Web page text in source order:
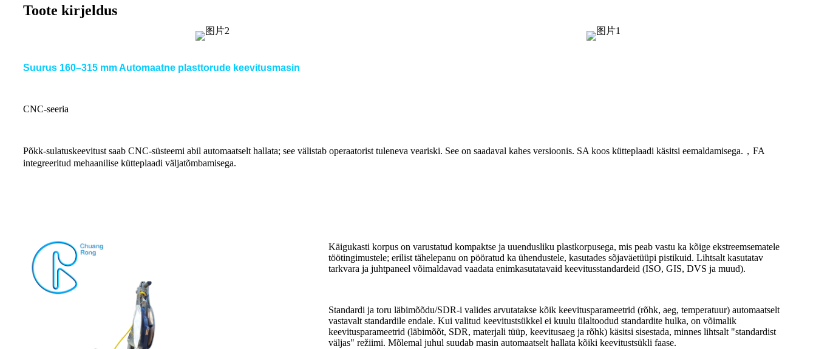
Toote kirjeldus
Suurus 160–315 mm Automaatne plasttorude keevitusmasin
CNC-seeria
Põkk-sulatuskeevitust saab CNC-süsteemi abil automaatselt hallata; see välistab operaatorist tuleneva veariski. See on saadaval kahes versioonis. SA koos kütteplaadi käsitsi eemaldamisega. ， FA
integreeritud mehaanilise kütteplaadi väljatõmbamisega.
Käigukasti korpus on varustatud kompaktse ja uuendusliku plastkorpusega, mis peab vastu ka kõige ekstreemsematele
töötingimustele; erilist tähelepanu on pööratud ka ühendustele, kasutades sõjaväetüüpi pistikuid. Lihtsalt kasutatav
tarkvara ja juhtpaneel võimaldavad vaadata enimkasutatavaid keevitusstandardeid (ISO, GIS, DVS ja muud).
Standardi ja toru läbimõõdu/SDR-i valides arvutatakse kõik keevitusparameetrid (rõhk, aeg, temperatuur) automaatselt
vastavalt standardile endale. Kui valitud keevitustsükkel ei kuulu ülaltoodud standardite hulka, on võimalik
keevitusparameetrid (läbimõõt, SDR, materjali tüüp, keevitusaeg ja rõhk) käsitsi sisestada, minnes lihtsalt "standardist
väljas" režiimi. Mõlemal juhul suudab masin automaatselt hallata kõiki keevitustsükli faase.